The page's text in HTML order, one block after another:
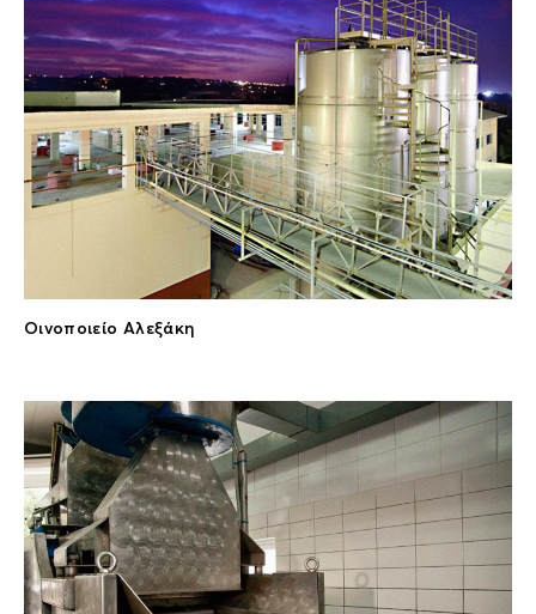
Οινοποιείο Αλεξάκη